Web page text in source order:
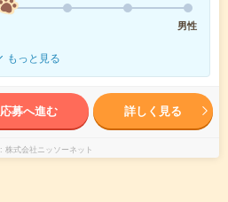
男性
もっと見る
応募へ進む 詳しく見る
株式会社ニッソーネット